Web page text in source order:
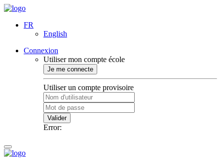
FR
English
Connexion
Utiliser mon compte école
Je me connecte
Utiliser un compte provisoire
Valider
Error: